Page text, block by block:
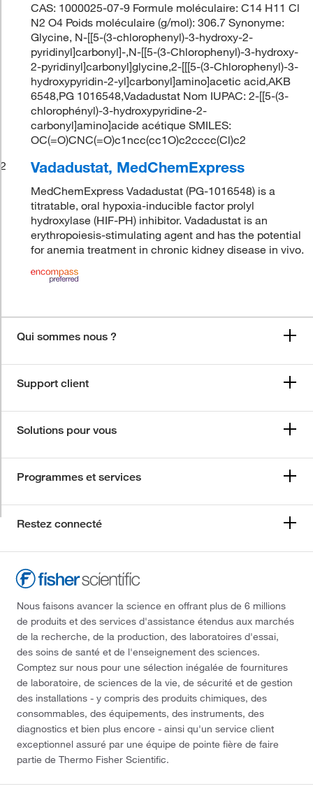
CAS: 1000025-07-9 Formule moléculaire: C14 H11 Cl
N2 O4 Poids moléculaire (g/mol): 306.7 Synonyme:
Glycine, N-[[5-(3-chlorophenyl)-3-hydroxy-2-
pyridinyl]carbonyl]-,N-[[5-(3-Chlorophenyl)-3-hydroxy-
2-pyridinyl]carbonyl]glycine,2-[[[5-(3-Chlorophenyl)-3-
hydroxypyridin-2-yl]carbonyl]amino]acetic acid,AKB
6548,PG 1016548,Vadadustat Nom IUPAC: 2-[[5-(3-
chlorophényl)-3-hydroxypyridine-2-
carbonyl]amino]acide acétique SMILES:
OC(=O)CNC(=O)c1ncc(cc1O)c2cccc(Cl)c2
2
Vadadustat, MedChemExpress
MedChemExpress Vadadustat (PG-1016548) is a
titratable, oral hypoxia-inducible factor prolyl
hydroxylase (HIF-PH) inhibitor. Vadadustat is an
erythropoiesis-stimulating agent and has the potential
for anemia treatment in chronic kidney disease in vivo.
Qui sommes nous ?
Support client
Solutions pour vous
Programmes et services
Restez connecté
Nous faisons avancer la science en offrant plus de 6 millions
de produits et des services d'assistance étendus aux marchés
de la recherche, de la production, des laboratoires d'essai,
des soins de santé et de l'enseignement des sciences.
Comptez sur nous pour une sélection inégalée de fournitures
de laboratoire, de sciences de la vie, de sécurité et de gestion
des installations - y compris des produits chimiques, des
consommables, des équipements, des instruments, des
diagnostics et bien plus encore - ainsi qu'un service client
exceptionnel assuré par une équipe de pointe fière de faire
partie de Thermo Fisher Scientific.